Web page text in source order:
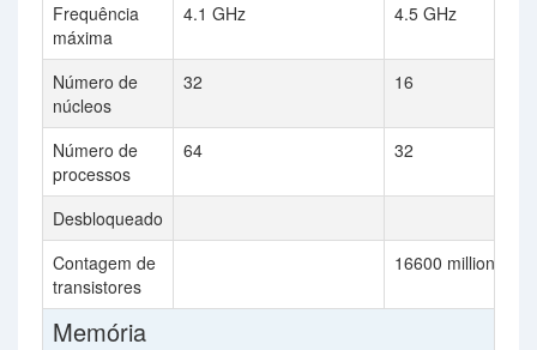
Frequência
máxima
4.1 GHz 4.5 GHz
Número de
núcleos
32 16
Número de
processos
64 32
Desbloqueado
Contagem de
transistores
16600 million
Memória